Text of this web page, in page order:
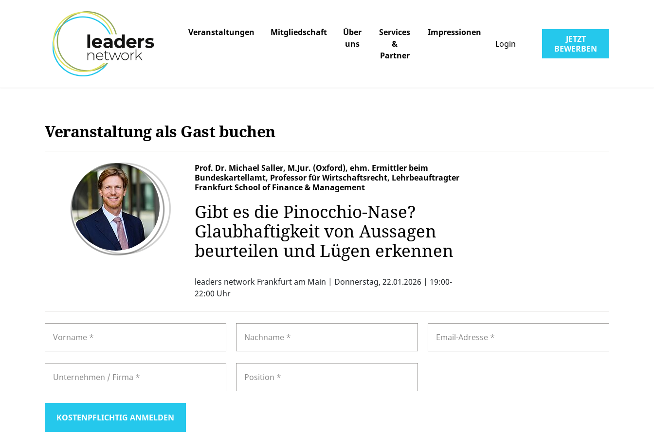
Veranstaltungen Mitgliedschaft
Über
uns
Services
&
Partner
Impressionen
Login
JETZT
BEWERBEN
Veranstaltung als Gast buchen
Prof. Dr. Michael Saller, M.Jur. (Oxford), ehm. Ermittler beim
Bundeskartellamt, Professor für Wirtschaftsrecht, Lehrbeauftragter
Frankfurt School of Finance & Management
Gibt es die Pinocchio-Nase?
Glaubhaftigkeit von Aussagen
beurteilen und Lügen erkennen
leaders network Frankfurt am Main | Donnerstag, 22.01.2026 | 19:00-
22:00 Uhr
KOSTENPFLICHTIG ANMELDEN